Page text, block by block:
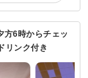
6時からチェッ
リンク付き